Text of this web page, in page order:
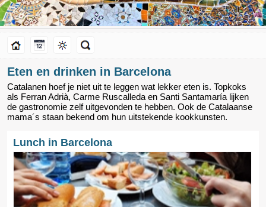
Eten en drinken in Barcelona
Catalanen hoef je niet uit te leggen wat lekker eten is. Topkoks
als Ferran Adrià, Carme Ruscalleda en Santi Santamaría lijken
de gastronomie zelf uitgevonden te hebben. Ook de Catalaanse
mama´s staan bekend om hun uitstekende kookkunsten.
Lunch in Barcelona